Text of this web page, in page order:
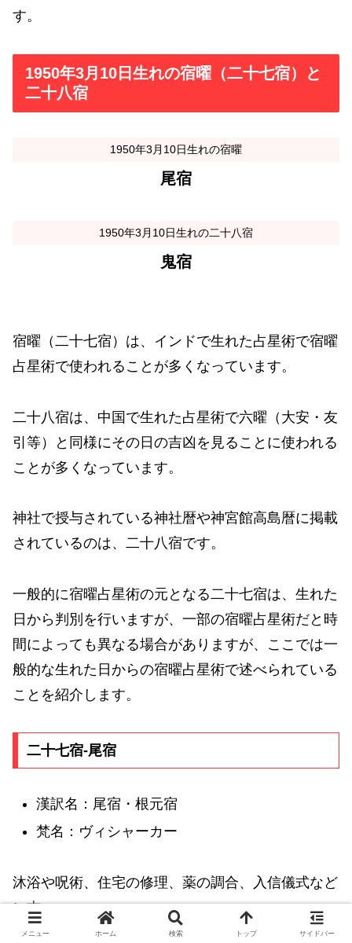
す。
1950年3月10日生れの宿曜（二十七宿）と
二十八宿
1950年3月10日生れの宿曜
尾宿
1950年3月10日生れの二十八宿
鬼宿
宿曜（二十七宿）は、インドで生れた占星術で宿曜
占星術で使われることが多くなっています。
二十八宿は、中国で生れた占星術で六曜（大安・友
引等）と同様にその日の吉凶を見ることに使われる
ことが多くなっています。
神社で授与されている神社暦や神宮館高島暦に掲載
されているのは、二十八宿です。
一般的に宿曜占星術の元となる二十七宿は、生れた
日から判別を行いますが、一部の宿曜占星術だと時
間によっても異なる場合がありますが、ここでは一
般的な生れた日からの宿曜占星術で述べられている
ことを紹介します。
二十七宿-尾宿
漢訳名：尾宿・根元宿
梵名：ヴィシャーカー
沐浴や呪術、住宅の修理、薬の調合、入信儀式など
に吉。
メニュー ホーム 検索 トップ サイドバー